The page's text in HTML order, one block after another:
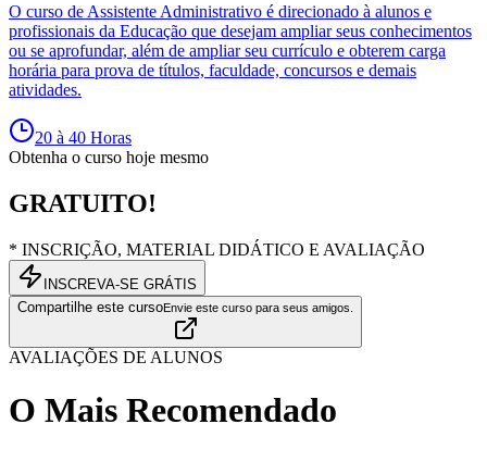
O curso de Assistente Administrativo é direcionado à alunos e
profissionais da Educação que desejam ampliar seus conhecimentos
ou se aprofundar, além de ampliar seu currículo e obterem carga
horária para prova de títulos, faculdade, concursos e demais
atividades.
20 à 40 Horas
Obtenha o curso hoje mesmo
GRATUITO!
* INSCRIÇÃO, MATERIAL DIDÁTICO E AVALIAÇÃO
INSCREVA-SE GRÁTIS
Compartilhe este cursoEnvie este curso para seus amigos.
AVALIAÇÕES DE ALUNOS
O Mais Recomendado